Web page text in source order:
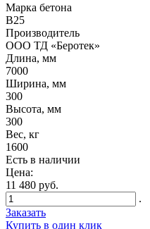
Марка бетона
В25
Производитель
ООО ТД «Беротек»
Длина, мм
7000
Ширина, мм
300
Высота, мм
300
Вес, кг
1600
Есть в наличии
Цена:
11 480 руб.
.
Заказать
Купить в один клик